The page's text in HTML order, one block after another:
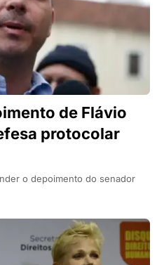
de Flávio
protocolar
o depoimento do senador